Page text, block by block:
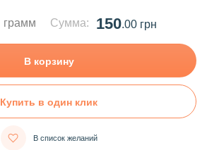
грамм Сумма: 150.00 грн
В корзину
Купить в один клик
В список желаний